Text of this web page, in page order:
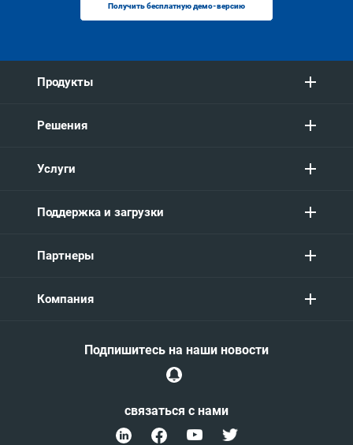
Получить бесплатную демо-версию
Продукты
Решения
Услуги
Поддержка и загрузки
Партнеры
Компания
связаться с нами
Подпишитесь на наши новости